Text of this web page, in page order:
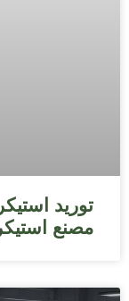
توريد
مصنع